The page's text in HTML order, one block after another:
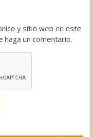
y sitio web en este
haga un comentario.